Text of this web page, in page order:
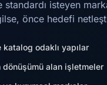
standardı isteyen
önce hedefi
odaklı yapılar
dönüşümü alan işletmeler